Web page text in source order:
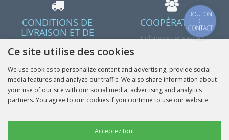
CONDITIONS DE
LIVRAISON ET DE
PAIEMENT
Livraison en Pologne et dans
l’UE
COOPÉRATION
Collaborez et gagnez
Ce site utilise des cookies
We use cookies to personalize content and advertising, provide social
media features and analyze our traffic. We also share information about
your use of our site with our social media, advertising and analytics
partners. You agree to our cookies if you continue to use our website.
Acceptez tout
BOUTON
DE
CONTACT